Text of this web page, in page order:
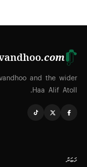
.com
and the wider
Haa Alif Atoll.
ޚަބަރު